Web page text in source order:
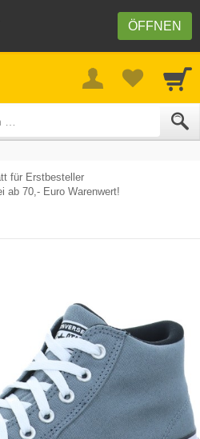
ÖFFNEN
für Erstbesteller
ab 70,- Euro Warenwert!